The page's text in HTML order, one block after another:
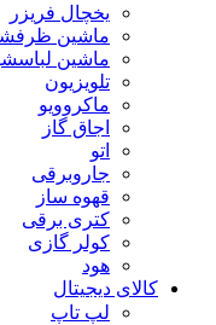
یخچال فریزر
ماشین
ماشین
تلویزیون
ماکروویو
اجاق گاز
اتو
جاروبرقی
قهوه ساز
کتری برقی
کولر گازی
هود
کالای دیجیتال
لپ تاپ